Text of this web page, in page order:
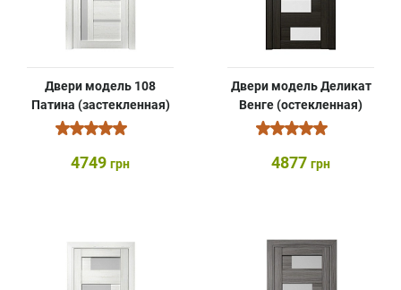
Двери модель 108
Патина (застекленная)
4749 грн
Двери модель Деликат
Венге (остекленная)
4877 грн